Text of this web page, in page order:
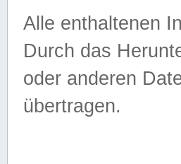
Alle enthaltenen
Durch das
oder anderen
übertragen.